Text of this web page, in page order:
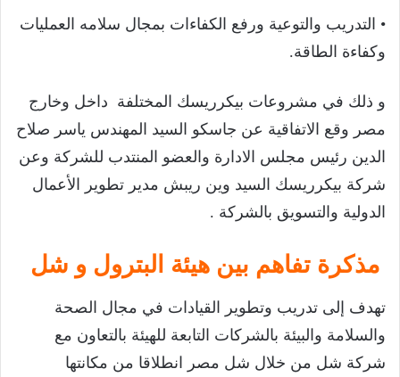
• ⁠التدريب والتوعية ورفع الكفاءات بمجال سلامه العمليات
وكفاءة الطاقة.
و ذلك في مشروعات بيكرريسك المختلفة داخل وخارج
مصر وقع الاتفاقية عن جاسكو السيد المهندس ياسر صلاح
الدين رئيس مجلس الادارة والعضو المنتدب للشركة وعن
شركة بيكرريسك السيد وين ريبش مدير تطوير الأعمال
الدولية والتسويق بالشركة .
مذكرة تفاهم بين هيئة البترول و شل
تهدف إلى تدريب وتطوير القيادات في مجال الصحة
والسلامة والبيئة بالشركات التابعة للهيئة بالتعاون مع
شركة شل من خلال شل مصر انطلاقا من مكانتها